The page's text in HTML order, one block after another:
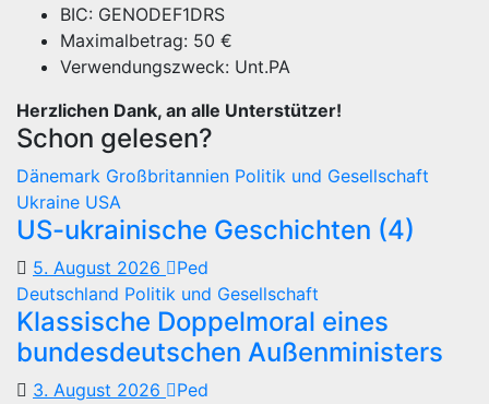
BIC: GENODEF1DRS
Maximalbetrag: 50 €
Verwendungszweck: Unt.PA
Herzlichen Dank, an alle Unterstützer!
Schon gelesen?
Dänemark Großbritannien Politik und Gesellschaft
Ukraine USA
US-ukrainische Geschichten (4)
5. August 2026
Ped
Deutschland Politik und Gesellschaft
Klassische Doppelmoral eines
bundesdeutschen Außenministers
3. August 2026
Ped